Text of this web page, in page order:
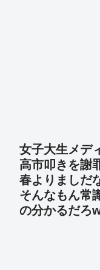
女子大生メデ
高市叩きを
春よりましだ
そんなもん常
の分かるだろw